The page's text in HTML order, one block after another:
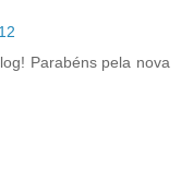
Parabéns pela nova